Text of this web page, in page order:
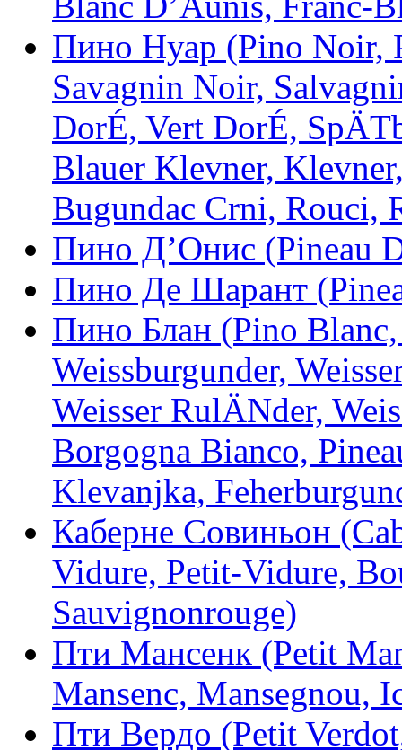
Пино Нуар (Pino Noir,
Savagnin Noir,
DorÉ, Vert DorÉ,
Blauer Klevner,
Bugundac Crni, Rouci,
Пино Д’Онис (Pineau
Пино Де Шарант
Пино Блан (Pino
Weissburgunder,
Weisser RulÄNder,
Borgogna Bianco,
Klevanjka,
Каберне Совиньон
Vidure, Petit-Vidure,
Sauvignonrouge)
Пти Мансенк (Petit
Mansenc, Mansegnou,
Пти Вердо (Petit